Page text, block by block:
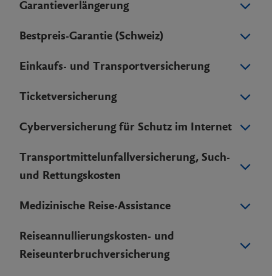
Garantieverlängerung
Bestpreis-Garantie (Schweiz)
Einkaufs- und Transportversicherung
Ticketversicherung
Cyberversicherung für Schutz im Internet
Transportmittelunfallversicherung, Such-
und Rettungskosten
Medizinische Reise-Assistance
Reiseannullierungskosten- und
Reiseunterbruchversicherung